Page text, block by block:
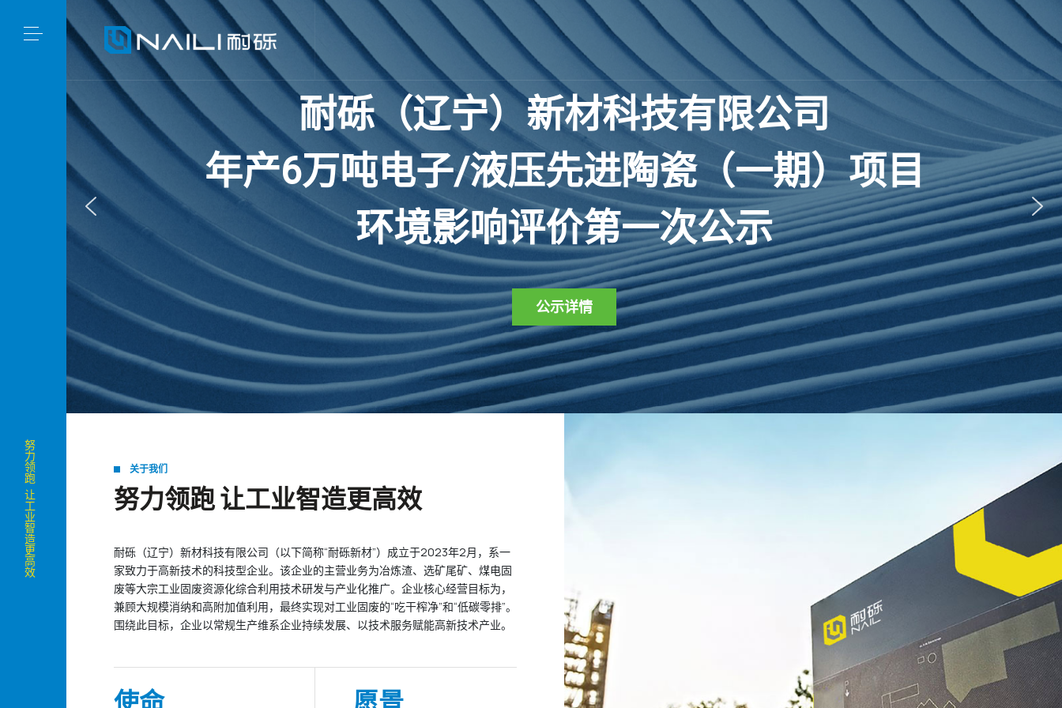
努力领跑 让工业智造更高效
耐砾（辽宁）新材科技有限公司
年产6万吨电子/液压先进陶瓷（一期）项目
环境影响评价第一次公示
公示详情
关于我们
努力领跑 让工业智造更高效
耐砾（辽宁）新材科技有限公司（以下简称“耐砾新材”）成立于2023年2月，系一
家致力于高新技术的科技型企业。该企业的主营业务为冶炼渣、选矿尾矿、煤电固
废等大宗工业固废资源化综合利用技术研发与产业化推广。企业核心经营目标为，
兼顾大规模消纳和高附加值利用，最终实现对工业固废的“吃干榨净”和“低碳零排”。
围绕此目标，企业以常规生产维系企业持续发展、以技术服务赋能高新技术产业。